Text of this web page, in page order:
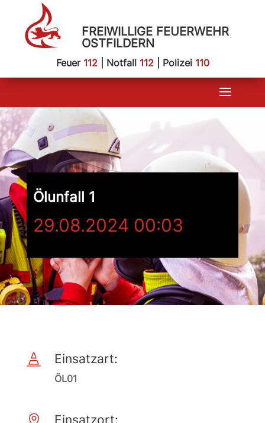
FREIWILLIGE FEUERWEHR
OSTFILDERN
Feuer 112| Notfall 112| Polizei 110
Ölunfall 1
29.08.2024 00:03
 Einsatzart:
ÖL01
Einsatzort: